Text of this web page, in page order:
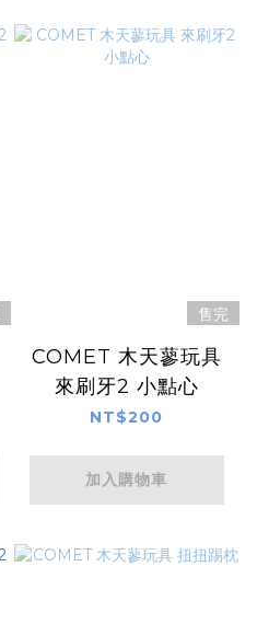
售完
COMET 木天蓼玩具
來刷牙2 小點心
NT$200
加入購物車